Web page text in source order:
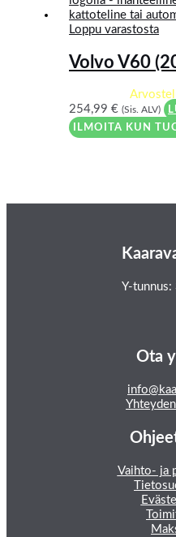
Loppu varastosta
Volvo V60
254,99€ (Sis. ALV)
ILMOITA KUN
Y-
Ota
Vaihto- ja